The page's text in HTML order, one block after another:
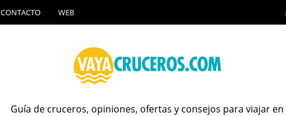
CONTACTO WEB
Guía de cruceros, opiniones, ofertas y consejos para viajar en